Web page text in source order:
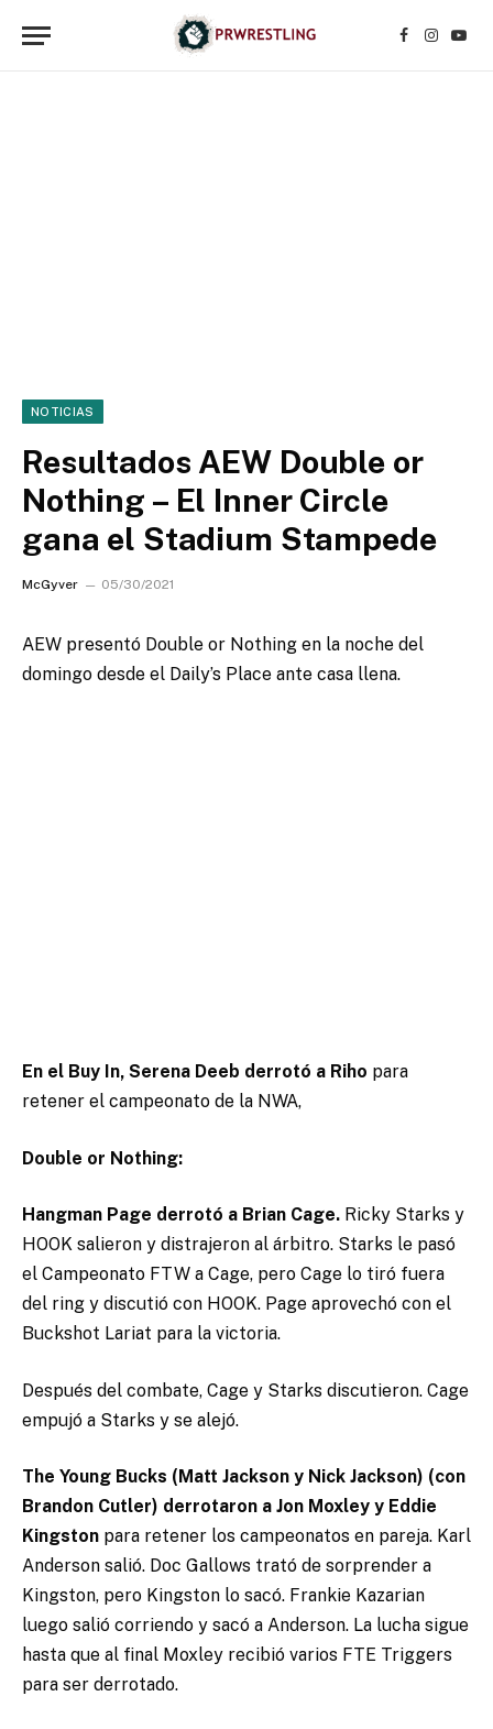
Facebook
NOTICIAS
Resultados AEW Double or
Nothing – El Inner Circle
gana el Stadium Stampede
McGyver 05/30/2021
AEW presentó Double or Nothing en la noche del
domingo desde el Daily’s Place ante casa llena.
En el Buy In, Serena Deeb derrotó a Riho para
retener el campeonato de la NWA,
Double or Nothing:
Hangman Page derrotó a Brian Cage. Ricky Starks y
HOOK salieron y distrajeron al árbitro. Starks le pasó
el Campeonato FTW a Cage, pero Cage lo tiró fuera
del ring y discutió con HOOK. Page aprovechó con el
Buckshot Lariat para la victoria.
Después del combate, Cage y Starks discutieron. Cage
empujó a Starks y se alejó.
The Young Bucks (Matt Jackson y Nick Jackson) (con
Brandon Cutler) derrotaron a Jon Moxley y Eddie
Kingston para retener los campeonatos en pareja. Karl
Anderson salió. Doc Gallows trató de sorprender a
Kingston, pero Kingston lo sacó. Frankie Kazarian
luego salió corriendo y sacó a Anderson. La lucha sigue
hasta que al final Moxley recibió varios FTE Triggers
para ser derrotado.